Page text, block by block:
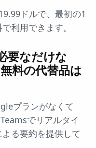
ドルで、最初の1
利用できます。
要なだけな
料の代替品は
プランがなくて
でリアルタイ
る要約を提供して